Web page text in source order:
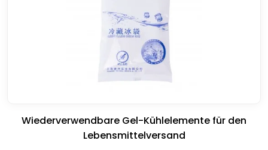
Wiederverwendbare Gel-Kühlelemente für den
Lebensmittelversand